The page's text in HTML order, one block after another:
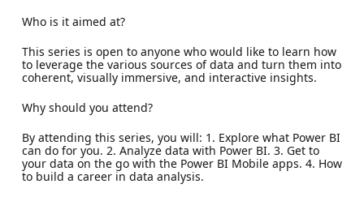
Who is it aimed at?
This series is open to anyone who would like to learn how
to leverage the various sources of data and turn them into
coherent, visually immersive, and interactive insights.
Why should you attend?
By attending this series, you will: 1. Explore what Power BI
can do for you. 2. Analyze data with Power BI. 3. Get to
your data on the go with the Power BI Mobile apps. 4. How
to build a career in data analysis.